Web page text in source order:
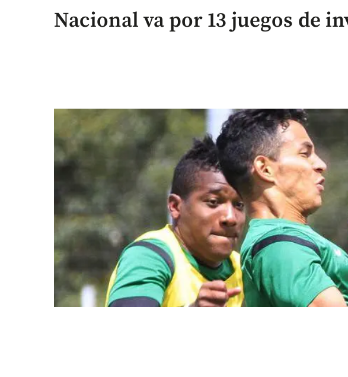
Nacional va por 13 juegos de